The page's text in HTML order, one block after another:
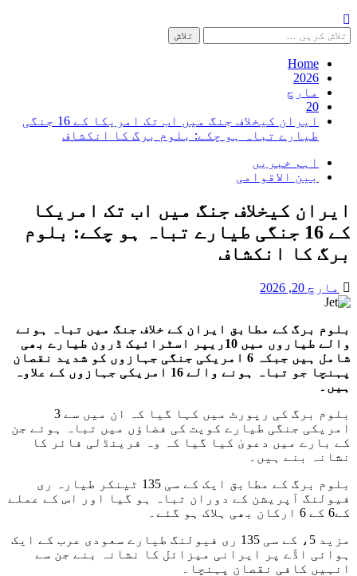
تلاش
کریں
برائے:Home
2026
مارچ
20
ایران کیخلاف جنگ میں اب تک امریکا کے 16 جنگی
طیارے تباہ ہو چکے: بلوم برگ کا انکشاف
اہم خبریں
بین الاقوامی
ایران کیخلاف جنگ میں اب تک امریکا
کے 16 جنگی طیارے تباہ ہو چکے: بلوم
برگ کا انکشاف
مارچ 20, 2026
بلوم برگ کے مطابق ایران کے خلاف جنگ میں تباہ ہونے
والے طیاروں میں 10ریپر اسٹرائیک ڈرون طیارے بھی
شامل ہیں جبکہ 6 امریکی جنگی جہازوں کو شدید نقصان
پہنچا جو تباہ ہونے والے 16 امریکی جہازوں کے علاوہ
ہیں۔
بلوم برگ کی رپورٹ میں کہا گیا کہ ان میں سے 3
امریکی جنگی طیارے کویت کی فضاؤں میں تباہ ہوئے جن
کے بارے میں دعویٰ کیا گیا کہ وہ فرینڈلی فائر کا
نشانہ بنے ہیں۔
بلوم برگ کے مطابق ایک کے سی 135 ٹینکر طیارہ ری
فیولنگ آپریشن کے دوران تباہ ہو گیا اور اس کے عملے
کے6 کے 6 ارکان بھی ہلاک ہو گئے۔
مزید 5، کے سی 135 ری فیولنگ طیارے سعودی عرب کے ایک
ہوائی اڈّے پر ایرانی میزائل کا نشانہ بنے جن سے
انہیں کافی نقصان پہنچا۔